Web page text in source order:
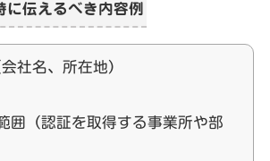
に伝えるべき内容例
社名、所在地）
囲（認証を取得する事業所や部